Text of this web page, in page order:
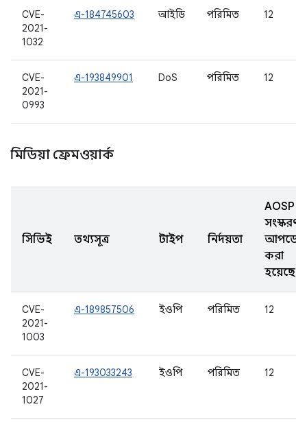
CVE-
2021-
1032
এ-184745603 আইডি পরিমিত 12
CVE-
2021-
0993
এ-193849901 DoS পরিমিত 12
মিডিয়া ফ্রেমওয়ার্ক
সিভিই তথ্যসূত্র টাইপ নির্দয়তা
AOSP
সংস্করণ
আপডেট
করা
হয়েছে
CVE-
2021-
1003
এ-189857506 ইওপি পরিমিত 12
CVE-
2021-
1027
এ-193033243 ইওপি পরিমিত 12